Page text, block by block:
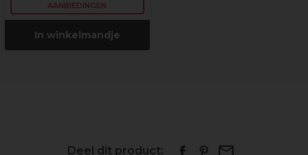
AANBIEDINGEN
In winkelmandje
Deel dit product: